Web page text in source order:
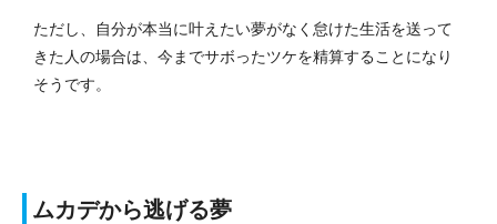
ただし、自分が本当に叶えたい夢がなく怠けた生活を送って
きた人の場合は、今までサボったツケを精算することになり
そうです。
ムカデから逃げる夢